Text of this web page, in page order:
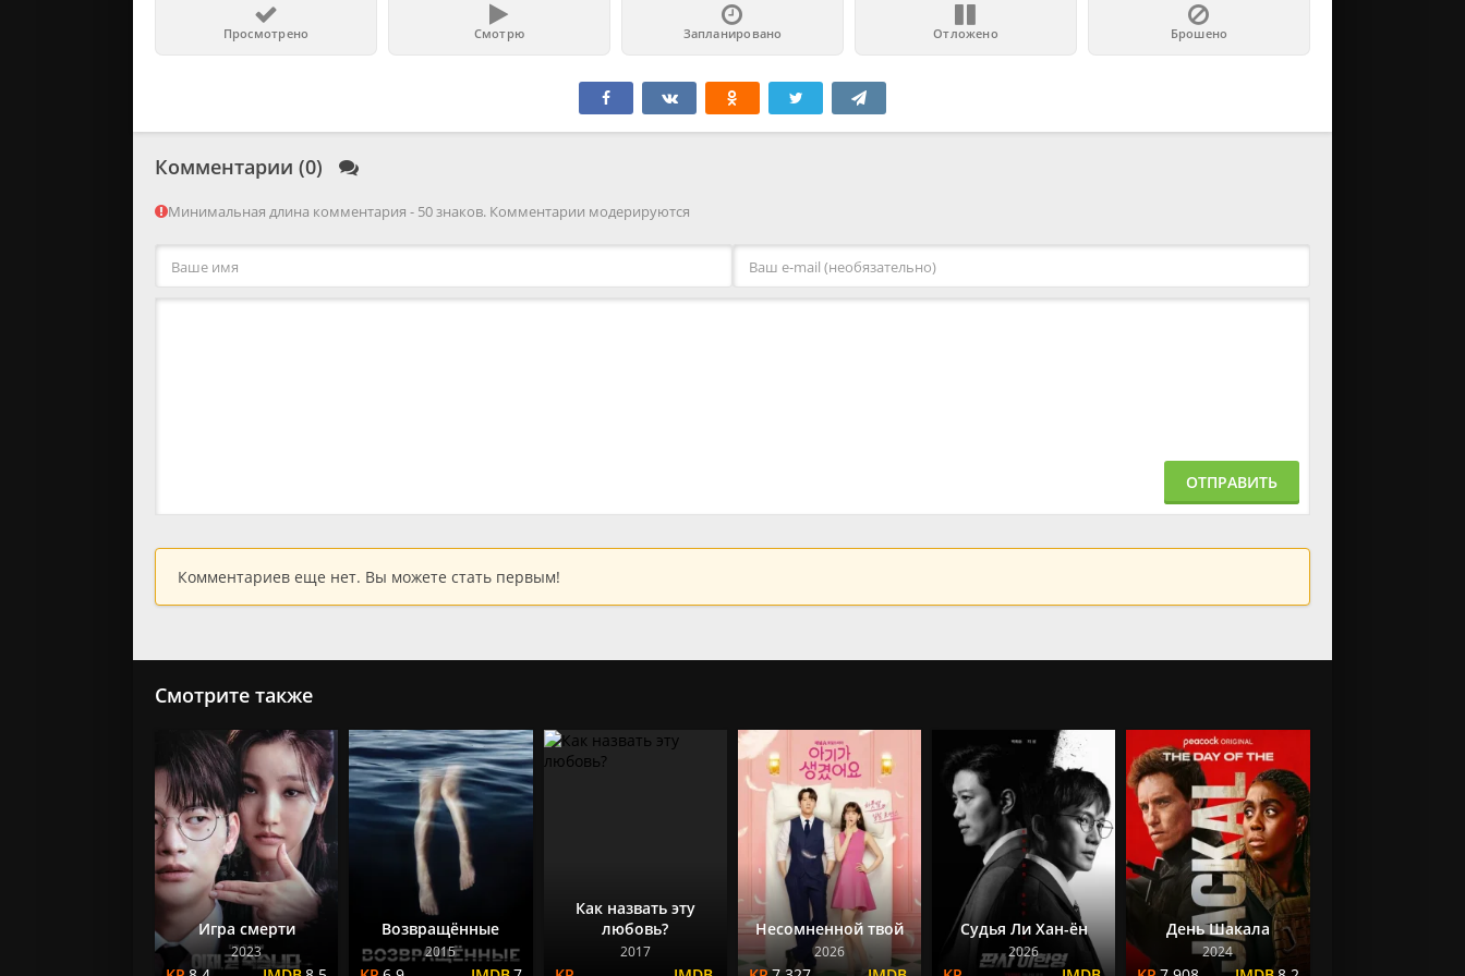
Просмотрено Смотрю Запланировано Отложено Брошено
Комментарии (0)
Минимальная длина комментария - 50 знаков. Комментарии модерируются
ОТПРАВИТЬ
Комментариев еще нет. Вы можете стать первым!
Смотрите также
Игра смерти
2023
Возвращённые
2015
Как назвать эту
любовь?
2017
Несомненной твой
2026
Судья Ли Хан-ён
2026
День Шакала
2024